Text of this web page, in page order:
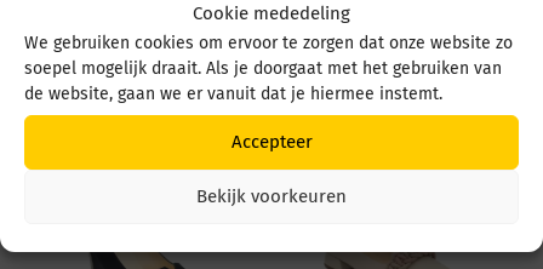
Cookie mededeling
We gebruiken cookies om ervoor te zorgen dat onze website zo
soepel mogelijk draait. Als je doorgaat met het gebruiken van
de website, gaan we er vanuit dat je hiermee instemt.
Accepteer
Bekijk voorkeuren
Peter Kaiser 48589
48589 528 Zwart
€129,95
Peter Kaiser Baka
87463 803 Zwart
€